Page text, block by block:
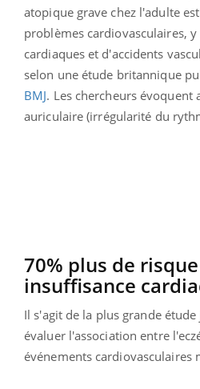
atopique grave chez l'adulte
problèmes cardiovasculaires,
cardiaques et d'accidents
selon une étude britannique
BMJ. Les chercheurs
auriculaire (irrégularité du
70% plus de
insuffisance
Il s'agit de la plus grande
évaluer l'association entre
événements cardiovasculaires